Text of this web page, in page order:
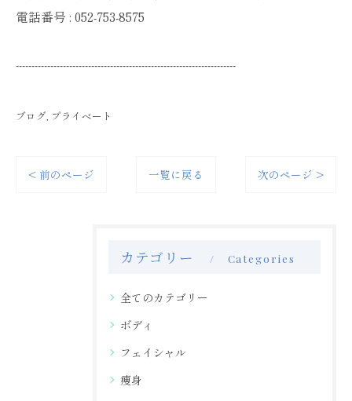
電話番号 : 052-753-8575
----------------------------------------------------------------------
ブログ プライベート
< 前のページ 一覧に戻る 次のページ >
カテゴリー Categories
全てのカテゴリー
ボディ
フェイシャル
痩身